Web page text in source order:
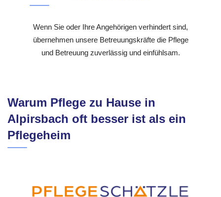
Wenn Sie oder Ihre Angehörigen verhindert sind,
übernehmen unsere Betreuungskräfte die Pflege
und Betreuung zuverlässig und einfühlsam.
Warum Pflege zu Hause in
Alpirsbach oft besser ist als ein
Pflegeheim